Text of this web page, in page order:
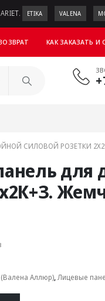
ETIKA VALENA
КАК ЗАКАЗАТЬ
СИЛОВОЙ РОЗЕТКИ
для
Аллюр),Лицевые